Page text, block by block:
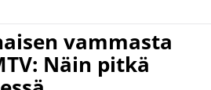
vammasta
Näin pitkä